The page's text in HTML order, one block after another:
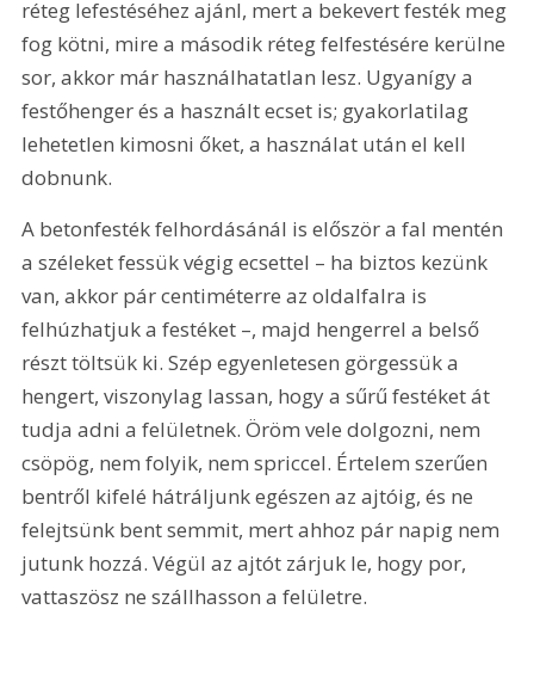
réteg lefestéséhez ajánl, mert a bekevert festék meg
fog kötni, mire a második réteg felfestésére kerülne
sor, akkor már használhatatlan lesz. Ugyanígy a
festőhenger és a használt ecset is; gyakorlatilag
lehetetlen kimosni őket, a használat után el kell
dobnunk.
A betonfesték felhordásánál is először a fal mentén
a széleket fessük végig ecsettel – ha biztos kezünk
van, akkor pár centiméterre az oldalfalra is
felhúzhatjuk a festéket –, majd hengerrel a belső
részt töltsük ki. Szép egyenletesen görgessük a
hengert, viszonylag lassan, hogy a sűrű festéket át
tudja adni a felületnek. Öröm vele dolgozni, nem
csöpög, nem folyik, nem spriccel. Értelem szerűen
bentről kifelé hátráljunk egészen az ajtóig, és ne
felejtsünk bent semmit, mert ahhoz pár napig nem
jutunk hozzá. Végül az ajtót zárjuk le, hogy por,
vattaszösz ne szállhasson a felületre.